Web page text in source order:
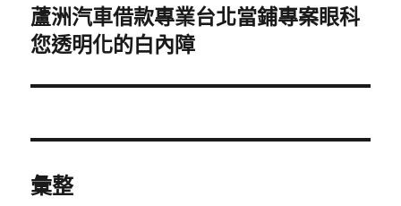
下
一
文
蘆洲汽車借款專業台北當鋪專案眼科
您透明化的白內障
彙整